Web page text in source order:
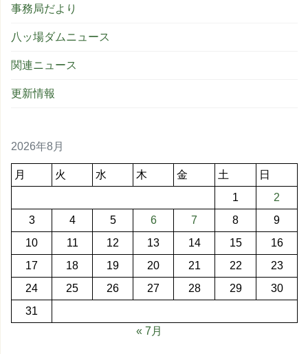
事務局だより
八ッ場ダムニュース
関連ニュース
更新情報
2026年8月
月 火 水 木 金 土
日
1
2
3
4 5 6 7 8
9
10
11 12 13 14 15
16
17
18 19 20 21 22
23
24
25 26 27 28 29
30
31
« 7月